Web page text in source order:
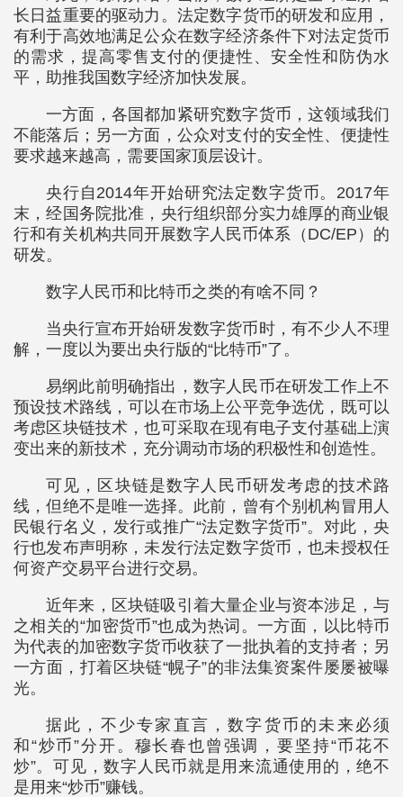
长日益重要的驱动力。法定数字货币的研发和应用，
有利于高效地满足公众在数字经济条件下对法定货币
的需求，提高零售支付的便捷性、安全性和防伪水
平，助推我国数字经济加快发展。
一方面，各国都加紧研究数字货币，这领域我们
不能落后；另一方面，公众对支付的安全性、便捷性
要求越来越高，需要国家顶层设计。
央行自2014年开始研究法定数字货币。2017年
末，经国务院批准，央行组织部分实力雄厚的商业银
行和有关机构共同开展数字人民币体系（DC/EP）的
研发。
数字人民币和比特币之类的有啥不同？
当央行宣布开始研发数字货币时，有不少人不理
解，一度以为要出央行版的“比特币”了。
易纲此前明确指出，数字人民币在研发工作上不
预设技术路线，可以在市场上公平竞争选优，既可以
考虑区块链技术，也可采取在现有电子支付基础上演
变出来的新技术，充分调动市场的积极性和创造性。
可见，区块链是数字人民币研发考虑的技术路
线，但绝不是唯一选择。此前，曾有个别机构冒用人
民银行名义，发行或推广“法定数字货币”。对此，央
行也发布声明称，未发行法定数字货币，也未授权任
何资产交易平台进行交易。
近年来，区块链吸引着大量企业与资本涉足，与
之相关的“加密货币”也成为热词。一方面，以比特币
为代表的加密数字货币收获了一批执着的支持者；另
一方面，打着区块链“幌子”的非法集资案件屡屡被曝
光。
据此，不少专家直言，数字货币的未来必须
和“炒币”分开。穆长春也曾强调，要坚持“币花不
炒”。可见，数字人民币就是用来流通使用的，绝不
是用来“炒币”赚钱。